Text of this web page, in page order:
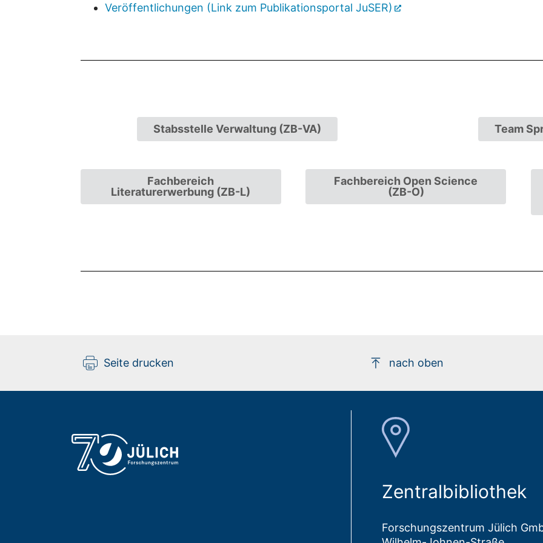
Veröffentlichungen (Link zum Publikationsportal JuSER)
Stabsstelle Verwaltung (ZB-VA) Team
Fachbereich
Literaturerwerbung (ZB-L)
Fachbereich Open Science
(ZB-O)
Seite drucken nach oben
Zentralbibliothek
Forschungszentrum Jülich